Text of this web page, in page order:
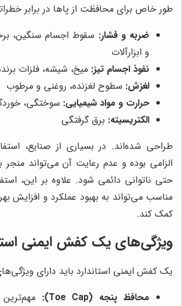
طور خاص برای محافظت از پاها در برابر
ضربه و فشار: سقوط اجسام سنگین،
و ابزارآلات
نفوذ اجسام تیز: میخ، شیشه، فلزات
لغزش: سطوح لغزنده، روغنی و مرطوب
حرارت و مواد شیمیایی: سوختگی،
الکتریسیته: برق گرفتگی
طراحی شده‌اند. در بسیاری از صنایع،
الزامی بوده و عدم رعایت آن می‌تواند
حتی ناتوانی دائمی شود. علاوه بر این،
مناسب می‌تواند به بهبود عملکرد و افزایش
کمک کند.
ویژگی‌های یک کفش ایمنی
یک کفش ایمنی استاندارد باید دارای
محافظ پنجه (Toe Cap):